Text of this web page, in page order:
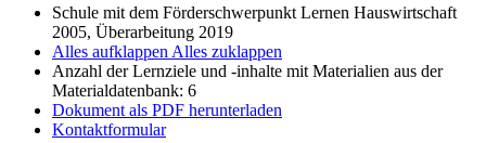
Schule mit dem Förderschwerpunkt Lernen Hauswirtschaft
2005, Überarbeitung 2019
Alles aufklappen Alles zuklappen
Anzahl der Lernziele und -inhalte mit Materialien aus der
Materialdatenbank: 6
Dokument als PDF herunterladen
Kontaktformular